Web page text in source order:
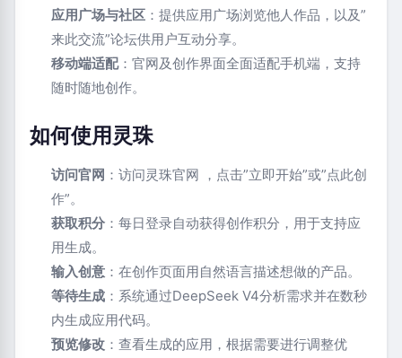
应用广场与社区 ：提供应用广场浏览他人作品，以及”
来此交流”论坛供用户互动分享。
移动端适配：官网及创作界面全面适配手机端，支持
随时随地创作。
如何使用灵珠
访问官网 ：访问灵珠官网 ，点击”立即开始”或”点此创
作”。
获取积分 ：每日登录自动获得创作积分，用于支持应
用生成。
输入创意 ：在创作页面用自然语言描述想做的产品。
等待生成 ：系统通过DeepSeek V4分析需求并在数秒
内生成应用代码。
预览修改 ：查看生成的应用，根据需要进行调整优